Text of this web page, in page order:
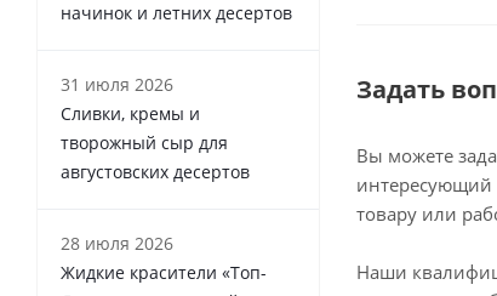
Задать
Вы можете
интересующий
товару или
Наши
начинок и летних десертов
31 июля 2026
Сливки, кремы и
творожный сыр для
августовских десертов
28 июля 2026
Жидкие красители «Топ-